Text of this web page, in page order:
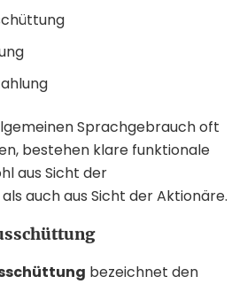
Sprachgebrauch oft
bestehen klare funktionale
aus Sicht der
auch aus Sicht der Aktionäre.
bezeichnet den